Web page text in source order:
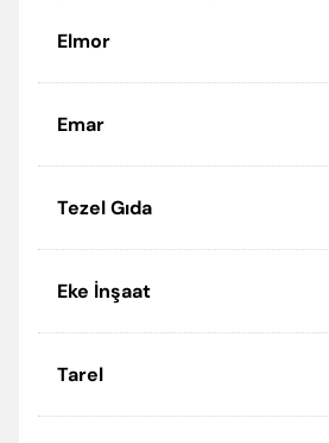
Elmor
Emar
Tezel Gıda
Eke İnşaat
Tarel